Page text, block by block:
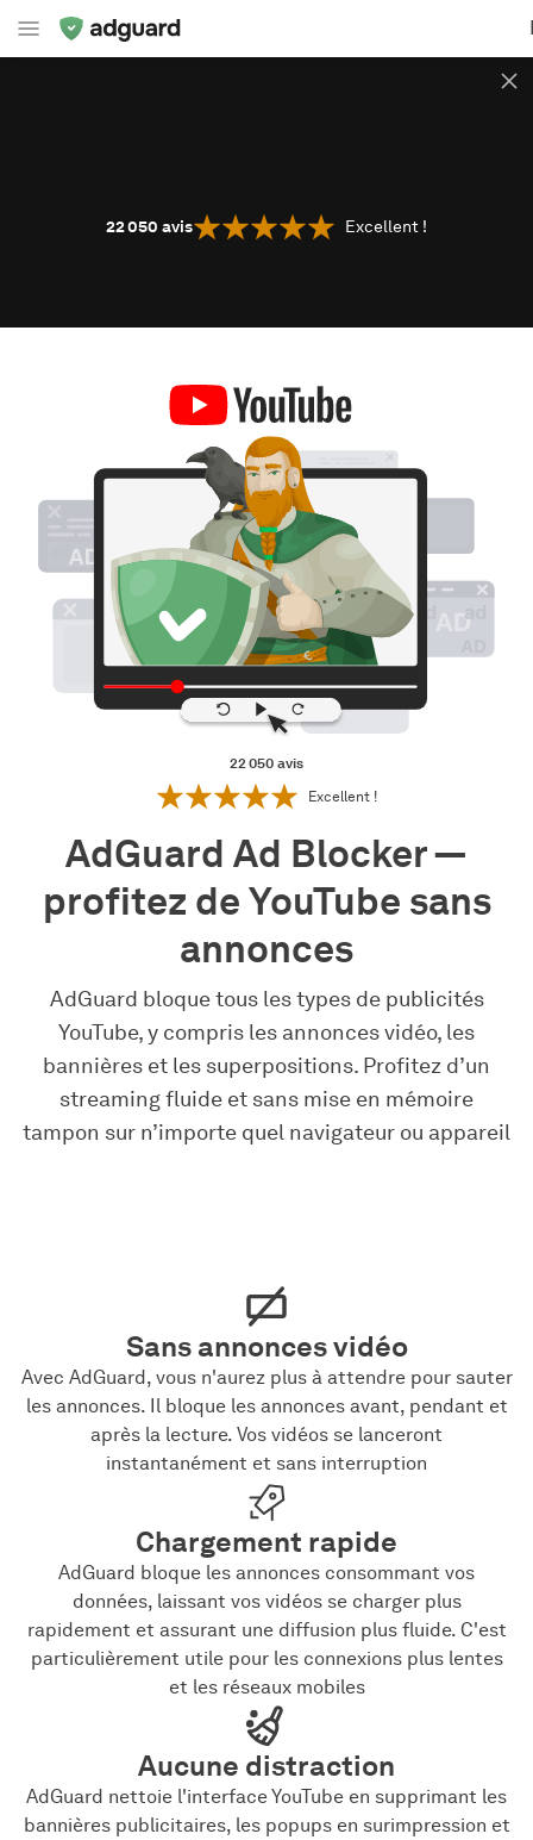
22 050 avis Excellent !
22 050 avis
Excellent !
AdGuard Ad Blocker —
profitez de YouTube sans
annonces
AdGuard bloque tous les types de publicités
YouTube, y compris les annonces vidéo, les
bannières et les superpositions. Profitez d’un
streaming fluide et sans mise en mémoire
tampon sur n’importe quel navigateur ou appareil
Sans annonces vidéo
Avec AdGuard, vous n'aurez plus à attendre pour sauter
les annonces. Il bloque les annonces avant, pendant et
après la lecture. Vos vidéos se lanceront
instantanément et sans interruption
Chargement rapide
AdGuard bloque les annonces consommant vos
données, laissant vos vidéos se charger plus
rapidement et assurant une diffusion plus fluide. C'est
particulièrement utile pour les connexions plus lentes
et les réseaux mobiles
Aucune distraction
AdGuard nettoie l'interface YouTube en supprimant les
bannières publicitaires, les popups en surimpression et